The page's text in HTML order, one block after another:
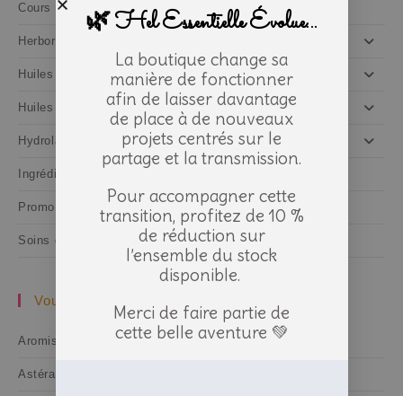
Cours et ateliers
Herboristerie
Huiles Essentielles
Huiles végétales
Hydrolats
Ingrédients naturels
Promo
Soins ciblés & Réconfort
Vous Préférez Par Fournisseur?
Aromisland
Astérale
🌿 Hel Essentielle Évolue...
La boutique change sa
manière de fonctionner
afin de laisser davantage
de place à de nouveaux
projets centrés sur le
partage et la transmission.
Pour accompagner cette
transition, profitez de 10 %
de réduction sur
l’ensemble du stock
disponible.
Merci de faire partie de
cette belle aventure 💚